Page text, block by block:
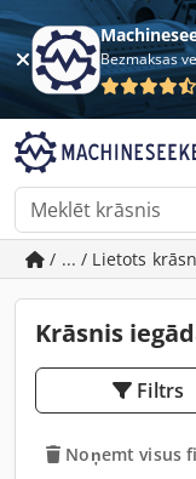
Bezmaksas
/ ... / Lietots
Krāsnis
Filtrs
Noņemt visus